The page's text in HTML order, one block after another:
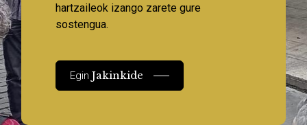
hartzaileok izango zarete gure
sostengua.
EginJakinkide